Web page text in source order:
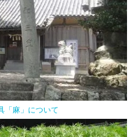
「麻」について